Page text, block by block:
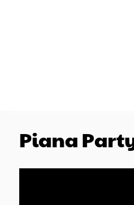
Piana